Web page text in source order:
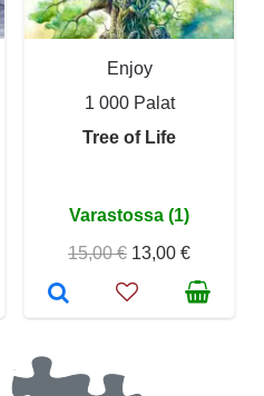
Enjoy
1 000 Palat
Tree of Life
Varastossa (1)
15,00 € 13,00 €